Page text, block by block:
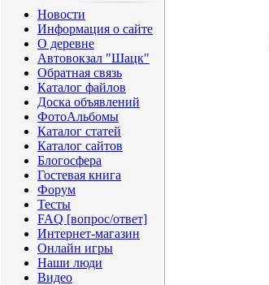
Новости
Информация о сайте
О деревне
Автовокзал "Шацк"
Обратная связь
Каталог файлов
Доска объявлений
ФотоАльбомы
Каталог статей
Каталог сайтов
Блогосфера
Гостевая книга
Форум
Тесты
FAQ [вопрос/ответ]
Интернет-магазин
Онлайн игры
Наши люди
Видео